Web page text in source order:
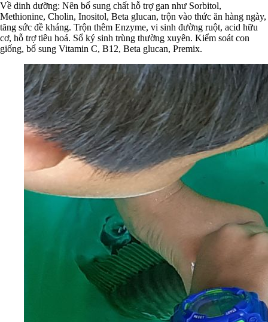
Về dinh dưỡng: Nên bổ sung chất hỗ trợ gan như Sorbitol,
Methionine, Cholin, Inositol, Beta glucan, trộn vào thức ăn hàng ngày,
tăng sức đề kháng. Trộn thêm Enzyme, vi sinh đường ruột, acid hữu
cơ, hỗ trợ tiêu hoá. Sổ ký sinh trùng thường xuyên. Kiểm soát con
giống, bổ sung Vitamin C, B12, Beta glucan, Premix.